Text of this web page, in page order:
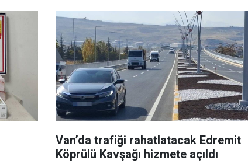
Van’da trafiği rahatlatacak Edremit
Köprülü Kavşağı hizmete açıldı